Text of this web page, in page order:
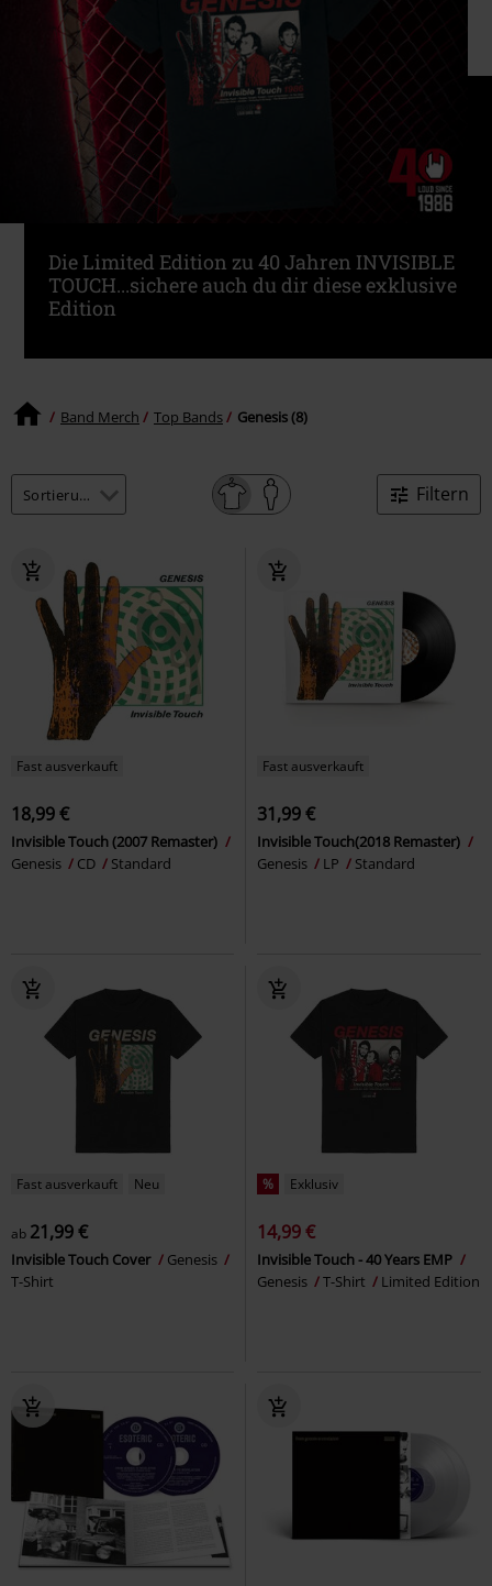
Die Limited Edition zu 40 Jahren INVISIBLE
TOUCH...sichere auch du dir diese exklusive
Edition
Band Merch Top Bands Genesis (8)
Filtern
Fast ausverkauft
18,99 €
Invisible Touch (2007 Remaster)
Genesis
CD Standard
Fast ausverkauft
31,99 €
Invisible Touch(2018 Remaster)
Genesis
LP Standard
Fast ausverkauft Neu
ab 21,99 €
Invisible Touch Cover
Genesis
T-Shirt
% Exklusiv
14,99 €
Invisible Touch - 40 Years EMP
Genesis
T-Shirt Limited Edition